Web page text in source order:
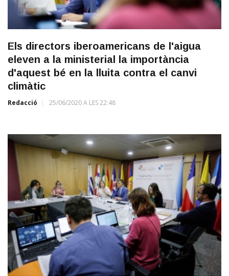
Els directors iberoamericans de l'aigua
eleven a la ministerial la importància
d'aquest bé en la lluita contra el canvi
climàtic
Redacció 25/06/2020 A LES 22:48